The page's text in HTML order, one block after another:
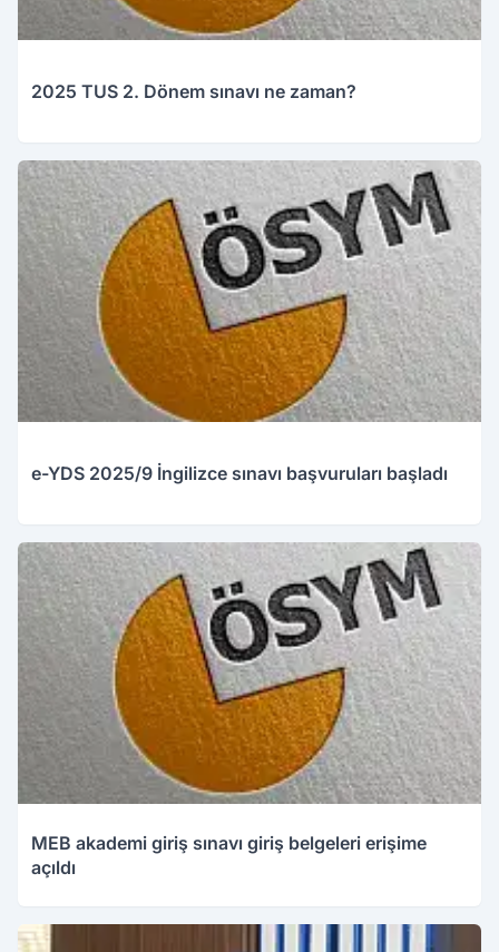
2025 TUS 2. Dönem sınavı ne zaman?
e-YDS 2025/9 İngilizce sınavı başvuruları başladı
MEB akademi giriş sınavı giriş belgeleri erişime
açıldı